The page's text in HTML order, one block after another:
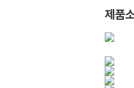
제품